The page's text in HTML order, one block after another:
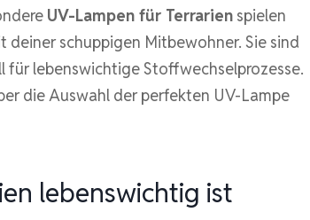
UV-Lampen für Terrarien spielen
schuppigen Mitbewohner. Sie sind
für lebenswichtige Stoffwechselprozesse.
die Auswahl der perfekten UV-Lampe
lebenswichtig ist